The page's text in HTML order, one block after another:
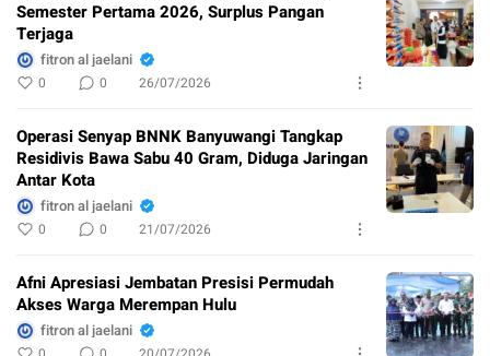
Semester Pertama 2026, Surplus Pangan
Terjaga
fitron al jaelani
0 0 26/07/2026
Operasi Senyap BNNK Banyuwangi Tangkap
Residivis Bawa Sabu 40 Gram, Diduga Jaringan
Antar Kota
fitron al jaelani
0 0 21/07/2026
Afni Apresiasi Jembatan Presisi Permudah
Akses Warga Merempan Hulu
fitron al jaelani